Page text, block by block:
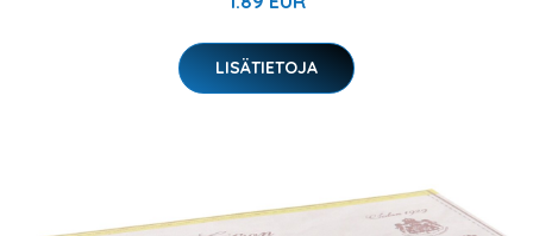
LISÄTIETOJA